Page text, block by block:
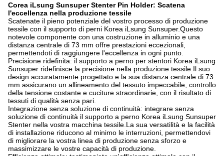
Corea iLsung Sunsuper Stenter Pin Holder: Scatena
l'eccellenza nella produzione tessile
Scatenate il pieno potenziale del vostro processo di produzione
tessile con il supporto di perni Korea iLsung Sunsuper.Questo
notevole componente con una costruzione in alluminio e una
distanza centrale di 73 mm offre prestazioni eccezionali,
permettendoti di raggiungere l'eccellenza in ogni punto.
Precisione ridefinita: il supporto a perno per stentori Korea iLsung
Sunsuper ridefinisce la precisione nella produzione tessile.Il suo
design accuratamente progettato e la sua distanza centrale di 73
mm assicurano un allineamento del tessuto impeccabile, controllo
della tensione costante e cuciture straordinarie, con il risultato di
tessuti di qualità senza pari.
Integrazione senza soluzione di continuità: integrare senza
soluzione di continuità il supporto a perno Korea iLsung Sunsuper
Stenter nella vostra macchina tessile.La sua versatilità e la facilità
di installazione riducono al minimo le interruzioni, permettendovi
di migliorare la vostra linea di produzione senza sforzo e
massimizzare le vostre capacità di produzione.